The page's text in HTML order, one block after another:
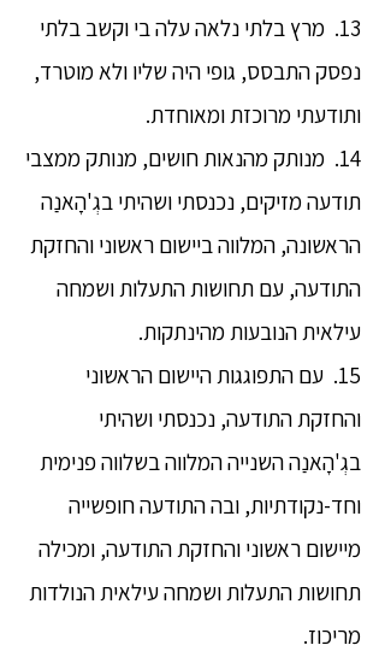
13. מרץ בלתי נלאה עלה בי וקשב בלתי
נפסק התבסס, גופי היה שליו ולא מוטרד,
ותודעתי מרוכזת ומאוחדת.
14. מנותק מהנאות חושים, מנותק ממצבי
תודעה מזיקים, נכנסתי ושהיתי בגְ'הָאנַה
הראשונה, המלווה ביישום ראשוני והחזקת
התודעה, עם תחושות התעלות ושמחה
עילאית הנובעות מהינתקות.
15. עם התפוגגות היישום הראשוני
והחזקת התודעה, נכנסתי ושהיתי
בגְ'הָאנַה השנייה המלווה בשלווה פנימית
וחד-נקודתיות, ובה התודעה חופשייה
מיישום ראשוני והחזקת התודעה, ומכילה
תחושות התעלות ושמחה עילאית הנולדות
מריכוז.